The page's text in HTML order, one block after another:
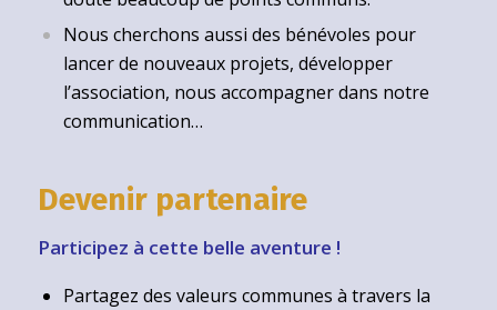
Nous cherchons aussi des bénévoles pour
lancer de nouveaux projets, développer
l’association, nous accompagner dans notre
communication…
Devenir partenaire
Participez à cette belle aventure !
Partagez des valeurs communes à travers la